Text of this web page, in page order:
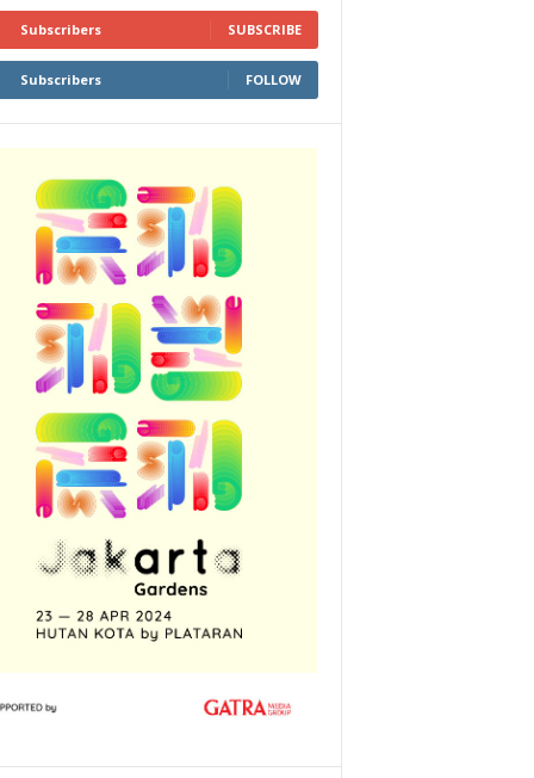
pembayaran pajak terbesar tahun 2023, Pertamina Patra Niaga
Subscribers SUBSCRIBE
Subscribers FOLLOW